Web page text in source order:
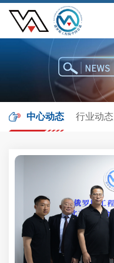
中心动态 行业动态